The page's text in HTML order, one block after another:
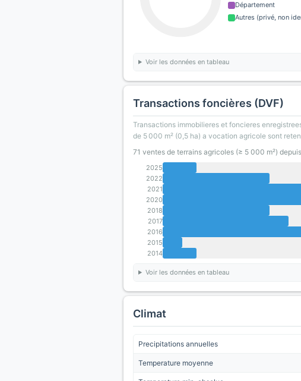
Département
Autres (privé, non
Voir les données en tableau
Transactions foncières (DVF)
Transactions immobilieres et foncieres
de 5 000 m² (0,5 ha) a vocation agricole sont
71 ventes de terrains agricoles (≥ 5 000 m²)
2025
2022
2021
2020
2018
2017
2016
2015
2014
Voir les données en tableau
Climat
Precipitations annuelles
Temperature moyenne